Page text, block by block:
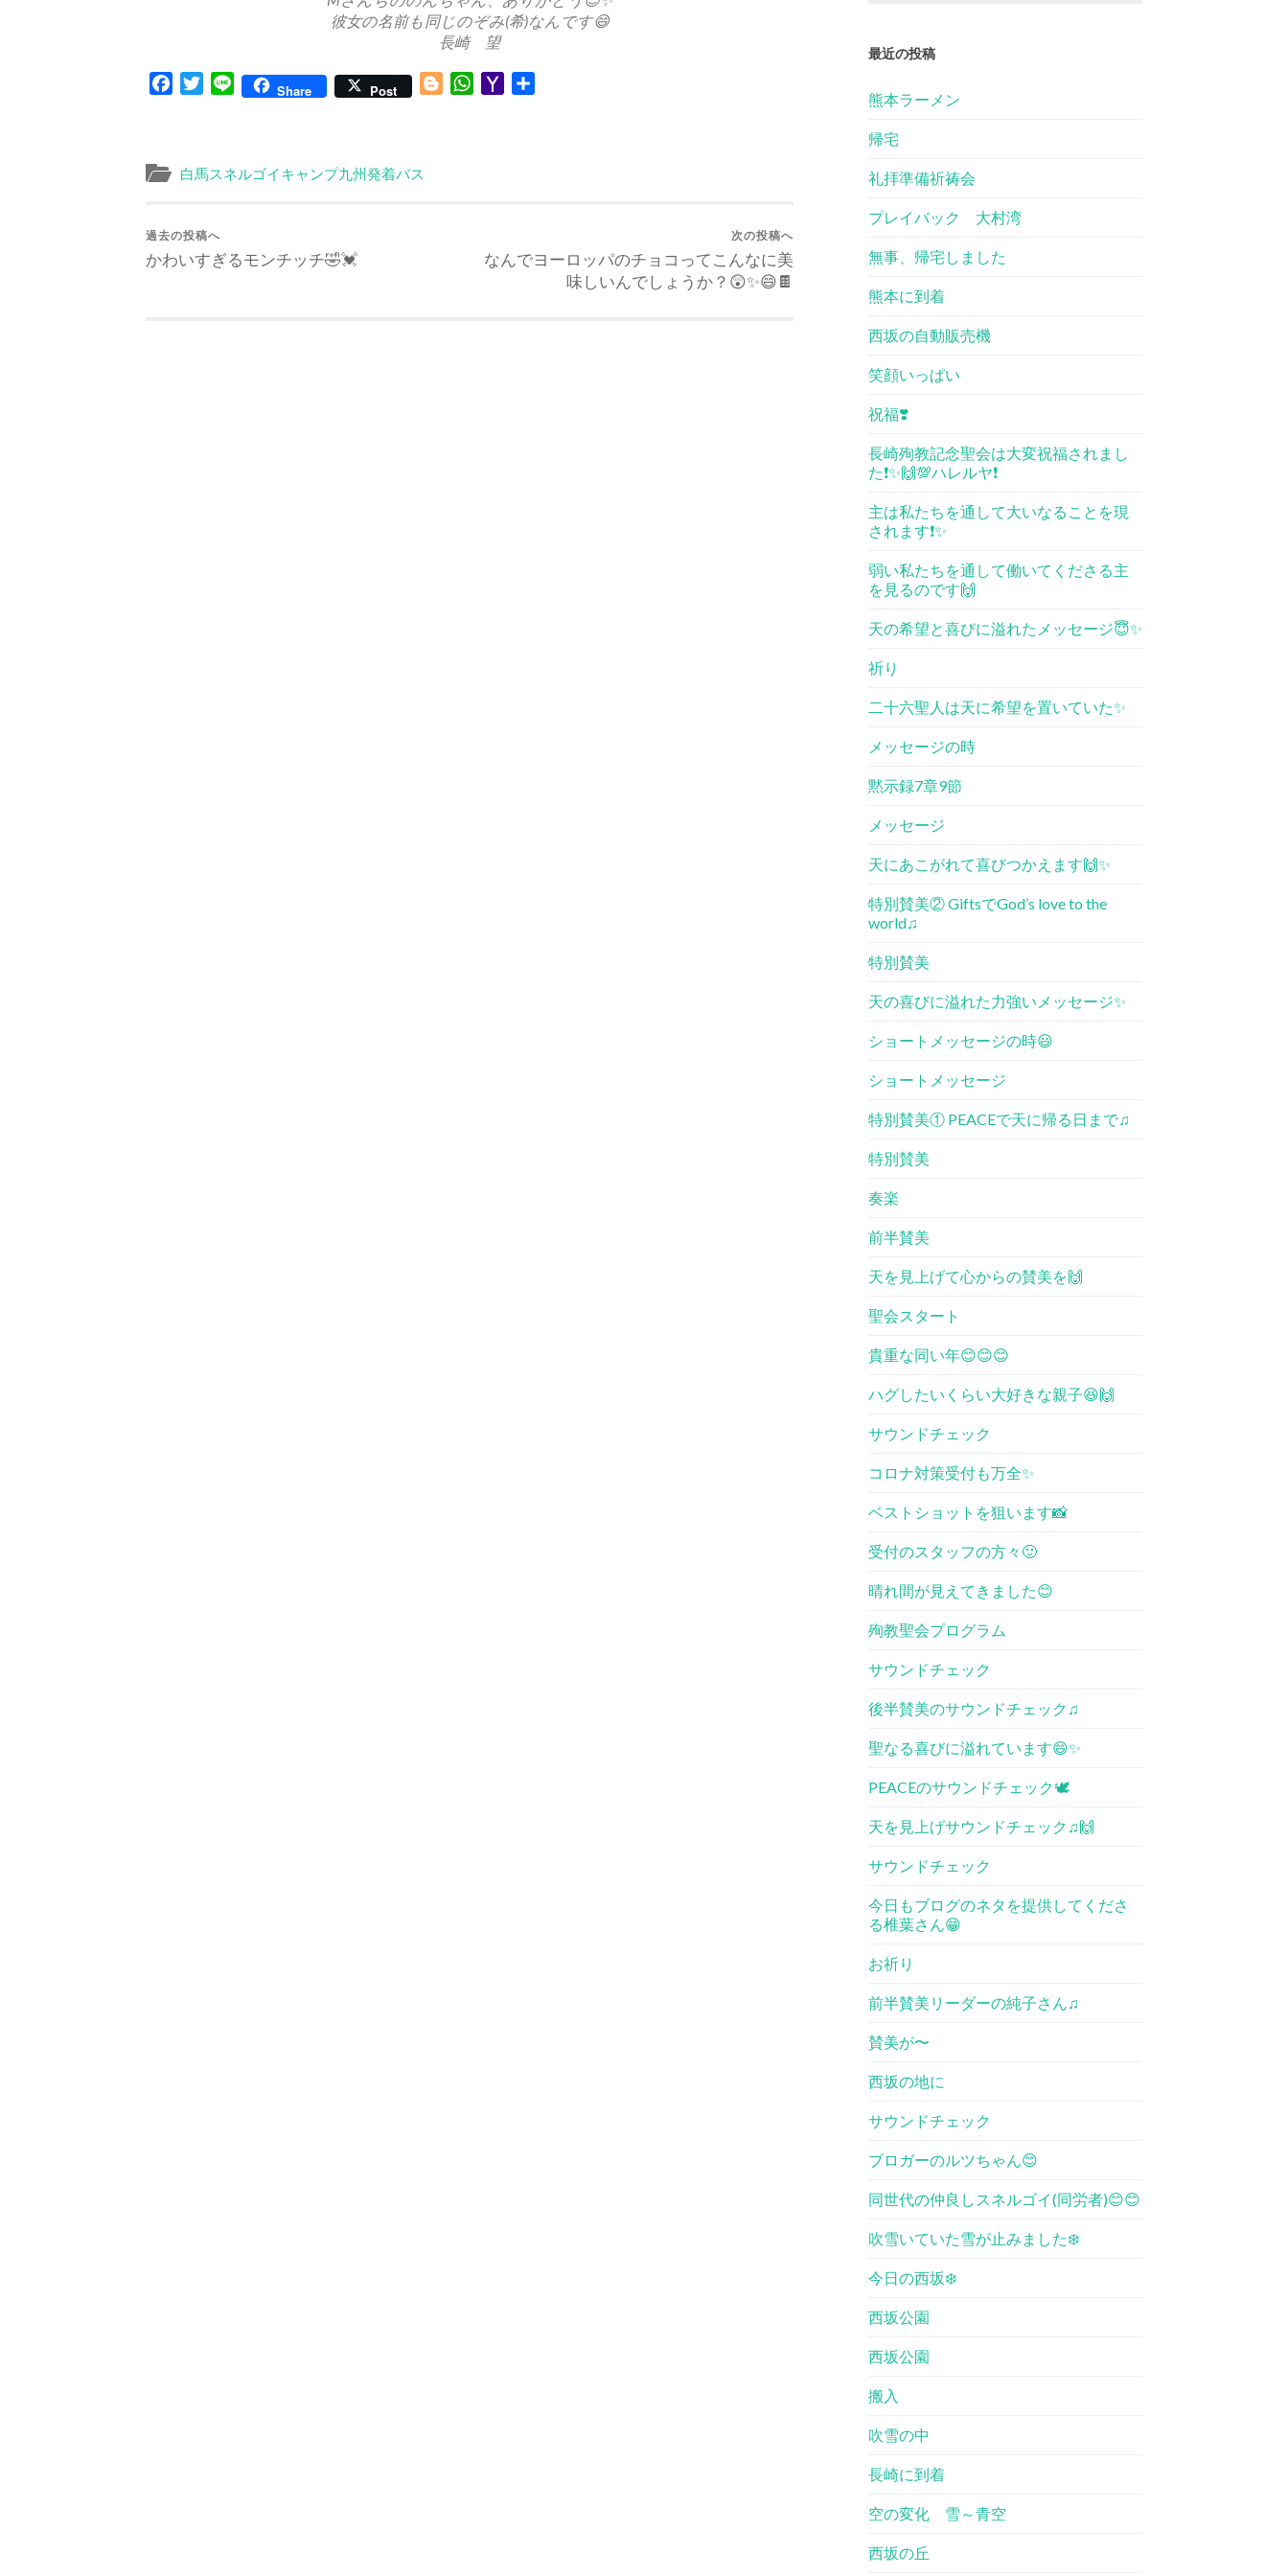
彼女の名前も同じのぞみ(希)なんです😄
長崎 望
Facebook
TwitterLine Share Post BloggerWhatsApp
Yahoo
白馬スネルゴイキャンプ九州発着バス
過去の投稿へ
かわいすぎるモンチッチ🤣💓
次の投稿へ
なんでヨーロッパのチョコってこんなに美
味しいんでしょうか？😲✨😄🍫
最近の投稿
熊本ラーメン
帰宅
礼拝準備祈祷会
プレイバック 大村湾
無事、帰宅しました
熊本に到着
西坂の自動販売機
笑顔いっぱい
祝福❣️
長崎殉教記念聖会は大変祝福されまし
た❗️✨🙌💯ハレルヤ❗️
主は私たちを通して大いなることを現
されます❗️✨
弱い私たちを通して働いてくださる主
を見るのです🙌
天の希望と喜びに溢れたメッセージ😇✨
祈り
二十六聖人は天に希望を置いていた✨
メッセージの時
黙示録7章9節
メッセージ
天にあこがれて喜びつかえます🙌✨
特別賛美② GiftsでGod’s love to the
world♫
特別賛美
天の喜びに溢れた力強いメッセージ✨
ショートメッセージの時😃
ショートメッセージ
特別賛美① PEACE​で天に帰る日まで♫
特別賛美
奏楽
前半賛美
天を見上げて心からの賛美を🙌
聖会スタート
貴重な同い年😊😊😊
ハグしたいくらい大好きな親子😆🙌
サウンドチェック
コロナ対策受付も万全✨
ベストショットを狙います📸
受付のスタッフの方々🙂
晴れ間が見えてきました😊
殉教聖会プログラム
サウンドチェック
後半賛美のサウンドチェック♫
聖なる喜びに溢れています😄✨
PEACEのサウンドチェック🕊
天を見上げサウンドチェック♫🙌
サウンドチェック
今日もブログのネタを提供してくださ
る椎葉さん😁
お祈り
前半賛美リーダーの純子さん♫
賛美が〜
西坂の地に
サウンドチェック
ブロガーのルツちゃん😊
同世代の仲良しスネルゴイ(同労者)😊😊
吹雪いていた雪が止みました❄️
今日の西坂❄️
西坂公園
西坂公園
搬入
吹雪の中
長崎に到着
空の変化 雪～青空
西坂の丘